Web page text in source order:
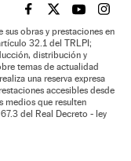
EL PAÍS BRASIL EN
EL PAÍSEL PAÍS
EL
sus obras y prestaciones en
32.1 del TRLPI;
distribución y
temas de actualidad
una reserva expresa
accesibles desde
medios que resulten
del Real Decreto - ley